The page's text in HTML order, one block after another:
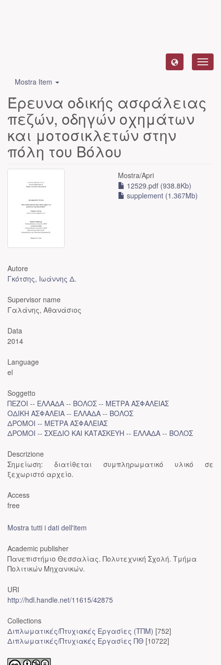
Mostra Item
Έρευνα οδικής ασφάλειας
πεζών, οδηγών οχημάτων
και μοτοσικλετών στην
πόλη του Βόλου
Mostra/Apri
12529.pdf (938.8Kb)
supplement (1.367Mb)
Autore
Γκότσης, Ιωάννης Δ.
Supervisor name
Γαλάνης, Αθανάσιος
Data
2014
Language
el
Soggetto
ΠΕΖΟΙ -- ΕΛΛΑΔΑ -- ΒΟΛΟΣ -- ΜΕΤΡΑ ΑΣΦΑΛΕΙΑΣ
ΟΔΙΚΗ ΑΣΦΑΛΕΙΑ -- ΕΛΛΑΔΑ -- ΒΟΛΟΣ
ΔΡΟΜΟΙ -- ΜΕΤΡΑ ΑΣΦΑΛΕΙΑΣ
ΔΡΟΜΟΙ -- ΣΧΕΔΙΟ ΚΑΙ ΚΑΤΑΣΚΕΥΗ -- ΕΛΛΑΔΑ -- ΒΟΛΟΣ
Descrizione
Σημείωση: διατίθεται συμπληρωματικό υλικό σε
ξεχωριστό αρχείο.
Access
free
Mostra tutti i dati dell'item
Academic publisher
Πανεπιστήμιο Θεσσαλίας. Πολυτεχνική Σχολή. Τμήμα
Πολιτικών Μηχανικών.
URI
http://hdl.handle.net/11615/42875
Collections
Διπλωματικές/Πτυχιακές Εργασίες (ΤΠΜ) [752]
Διπλωματικές/Πτυχιακές Εργασίες ΠΘ [10722]